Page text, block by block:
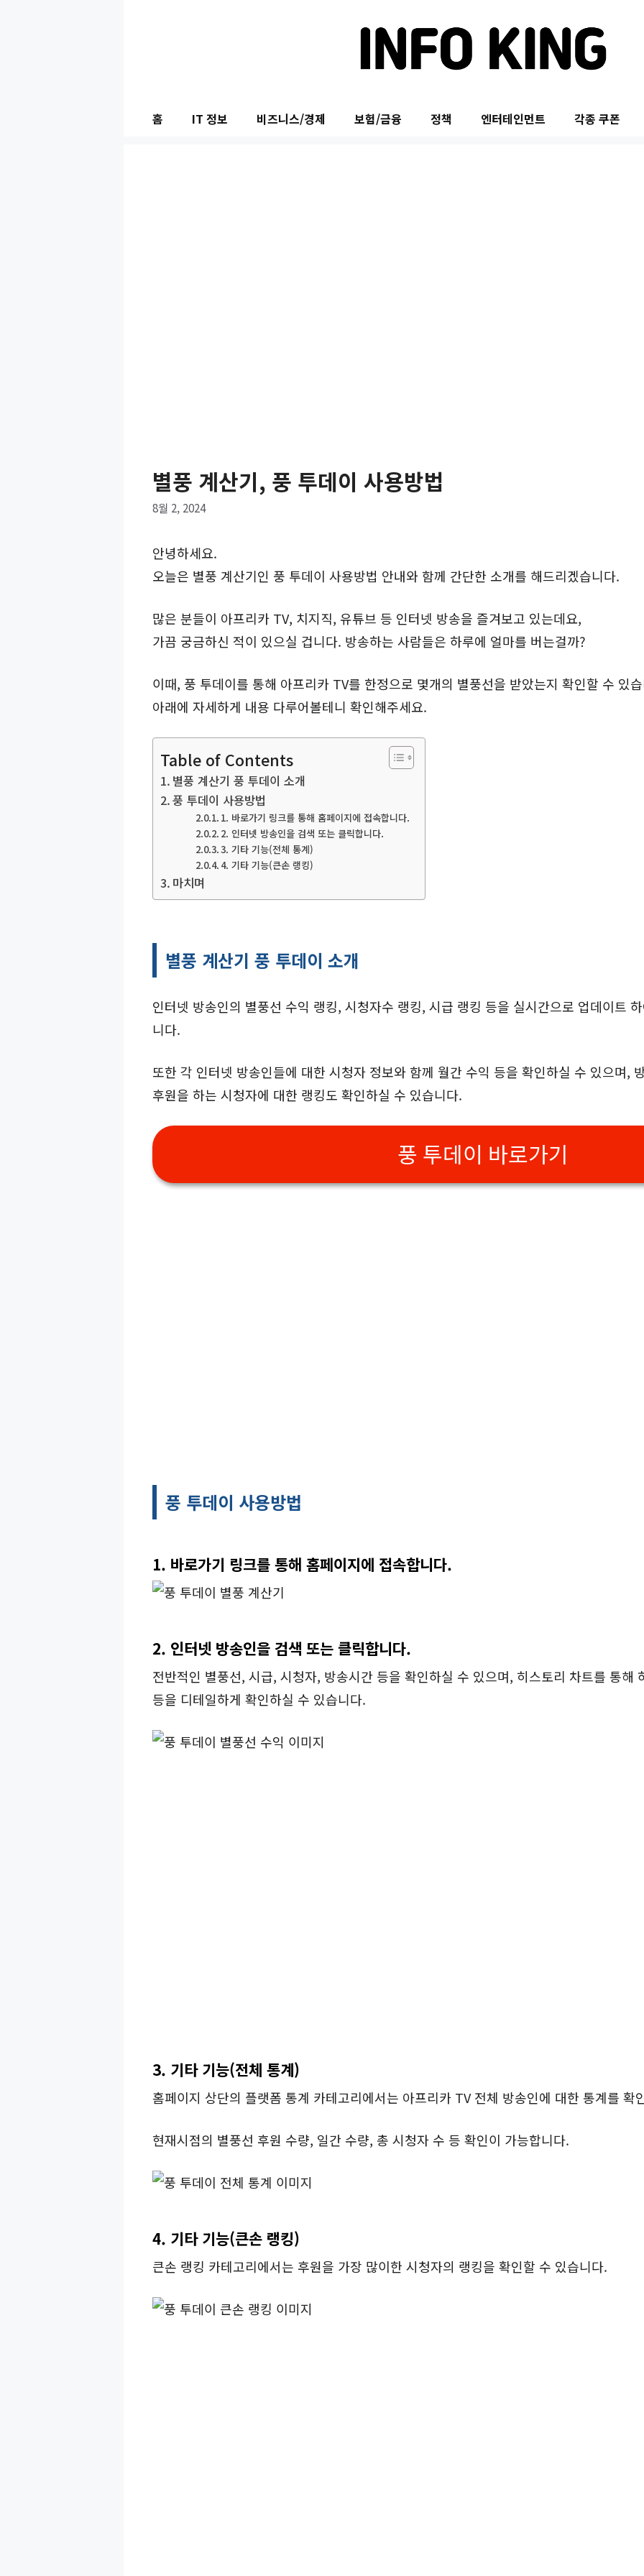
홈 IT 정보 비즈니스/경제 보험/금융 정책 엔터테인먼트 각종 쿠폰
별풍 계산기, 풍 투데이 사용방법
8월 2, 2024
안녕하세요.
오늘은 별풍 계산기인 풍 투데이 사용방법 안내와 함께 간단한 소개를 해드리겠습니다.
많은 분들이 아프리카 TV, 치지직, 유튜브 등 인터넷 방송을 즐겨보고 있는데요,
가끔 궁금하신 적이 있으실 겁니다. 방송하는 사람들은 하루에 얼마를 버는걸까?
이때, 풍 투데이를 통해 아프리카 TV를 한정으로 몇개의 별풍선을 받았는지 확인할 수 있
아래에 자세하게 내용 다루어볼테니 확인해주세요.
Table of Contents
별풍 계산기 풍 투데이 소개
풍 투데이 사용방법
1. 바로가기 링크를 통해 홈페이지에 접속합니다.
2. 인터넷 방송인을 검색 또는 클릭합니다.
3. 기타 기능(전체 통계)
4. 기타 기능(큰손 랭킹)
마치며
별풍 계산기 풍 투데이 소개
인터넷 방송인의 별풍선 수익 랭킹, 시청자수 랭킹, 시급 랭킹 등을 실시간으로 업데이트
니다.
또한 각 인터넷 방송인들에 대한 시청자 정보와 함께 월간 수익 등을 확인하실 수 있으며,
후원을 하는 시청자에 대한 랭킹도 확인하실 수 있습니다.
풍 투데이 바로가기
풍 투데이 사용방법
1. 바로가기 링크를 통해 홈페이지에 접속합니다.
2. 인터넷 방송인을 검색 또는 클릭합니다.
전반적인 별풍선, 시급, 시청자, 방송시간 등을 확인하실 수 있으며, 히스토리 차트를 통해
등을 디테일하게 확인하실 수 있습니다.
3. 기타 기능(전체 통계)
홈페이지 상단의 플랫폼 통계 카테고리에서는 아프리카 TV 전체 방송인에 대한 통계를 확
현재시점의 별풍선 후원 수량, 일간 수량, 총 시청자 수 등 확인이 가능합니다.
4. 기타 기능(큰손 랭킹)
큰손 랭킹 카테고리에서는 후원을 가장 많이한 시청자의 랭킹을 확인할 수 있습니다.